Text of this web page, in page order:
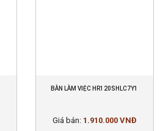
BÀN LÀM VIỆC HR120SHLC7Y1
Giá bán: 1.910.000 VNĐ